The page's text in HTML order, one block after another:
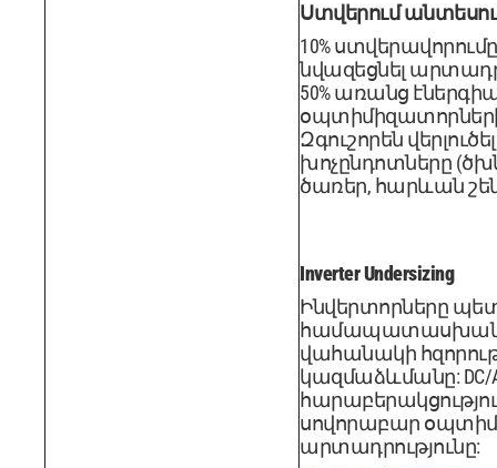
Ստվերում
10%
նվազեցնել
50% առանց
Զգուշորեն վերլուծել
խոչընդոտները
ծառեր, հարևան
Inverter Undersizing
Ինվերտորները
վահանակի
կազմաձևմանը: DC/
սովորաբար
արտադրությունը: